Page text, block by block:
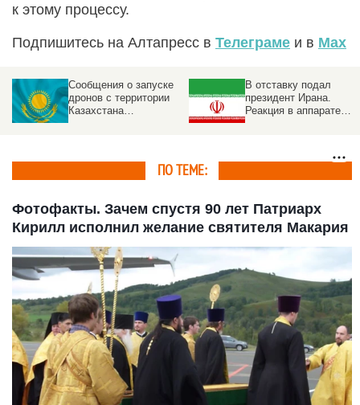
к этому процессу.
Подпишитесь на Алтапресс в Телеграме и в Max
Сообщения о запуске
дронов с территории
Казахстана
В отставку подал
президент Ирана.
Реакция в аппарате
ПО ТЕМЕ:
Фотофакты. Зачем спустя 90 лет Патриарх
Кирилл исполнил желание святителя Макария